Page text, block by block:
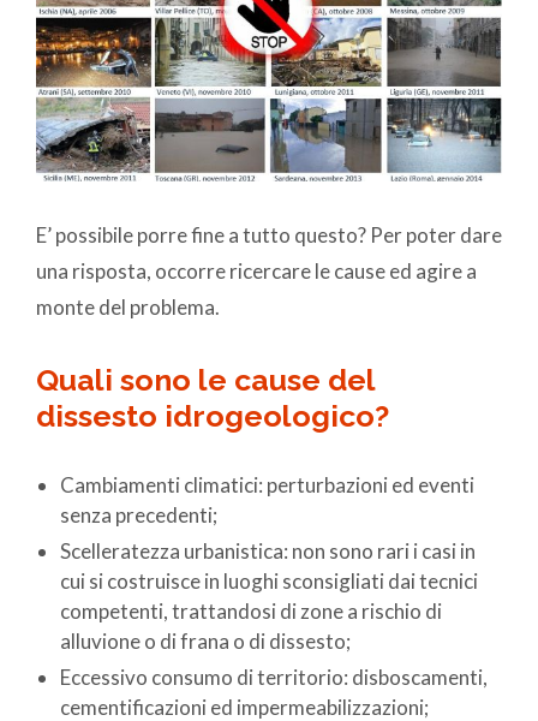
E’ possibile porre fine a tutto questo? Per poter dare
una risposta, occorre ricercare le cause ed agire a
monte del problema.
Quali sono le cause del
dissesto idrogeologico?
Cambiamenti climatici: perturbazioni ed eventi
senza precedenti;
Scelleratezza urbanistica: non sono rari i casi in
cui si costruisce in luoghi sconsigliati dai tecnici
competenti, trattandosi di zone a rischio di
alluvione o di frana o di dissesto;
Eccessivo consumo di territorio: disboscamenti,
cementificazioni ed impermeabilizzazioni;